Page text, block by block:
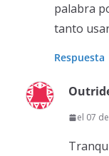
palabra
tanto
Respuesta
el 07